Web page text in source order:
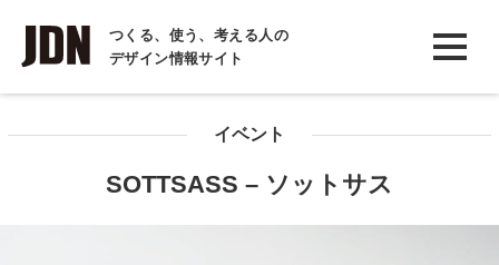
つくる、使う、考える人の
デザイン情報サイト
INTERVIEW
インタビュー
イベント
SOTTSASS – ソットサス